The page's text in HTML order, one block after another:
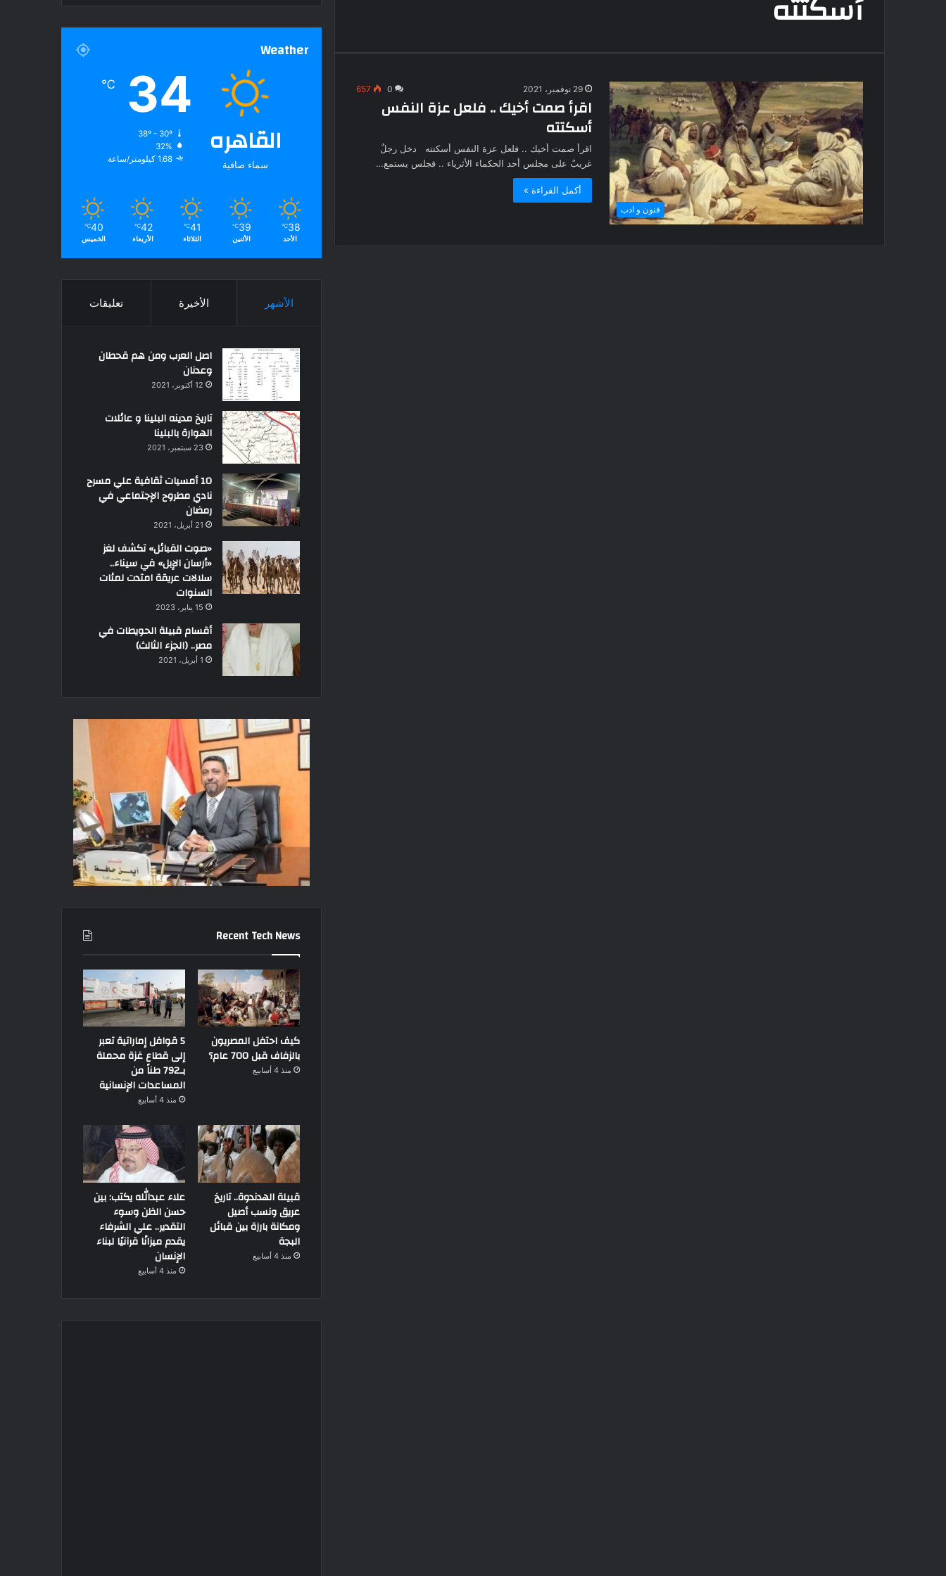
أسكتته
فنون و ادب
29 نوفمبر، 2021 0
657
اقرأ صمت أخيك .. فلعل عزة النفس
أسكتته
اقرأ صمت أخيك .. فلعل عزة النفس أسكتته دخل رجلٌ
غريبٌ على مجلس أحد الحكماء الأثرياء .. فجلس يستمع…
أكمل القراءة »
Weather
القاهره
سماء صافية
34
℃
38º - 30º
32%
1.68 كيلومتر/ساعة
38
℃
الأحد
39
℃
الأثنين
41
℃
الثلاثاء
42
℃
الأربعاء
40
℃
الخميس
الأشهر الأخيرة تعليقات
اصل العرب ومن هم قحطان
وعدنان
12 أكتوبر، 2021
تاريخ مدينه البلينا و عائلات
الهوارة بالبلينا
23 سبتمبر، 2021
10 أمسيات ثقافية علي مسرح
نادي مطروح الإجتماعي في
رمضان
21 أبريل، 2021
«صوت القبائل» تكشف لغز
«أرسان الإبل» في سيناء..
سلالات عريقة امتدت لمئات
السنوات
15 يناير، 2023
أقسام قبيلة الحويطات في
مصر.. (الجزء الثالث)
1 أبريل، 2021
Recent Tech News
كيف احتفل المصريون
بالزفاف قبل 700 عام؟
منذ 4 أسابيع
5 قوافل إماراتية تعبر
إلى قطاع غزة محملة
بـ792 طناً من
المساعدات الإنسانية
منذ 4 أسابيع
قبيلة الهدندوة.. تاريخ
عريق ونسب أصيل
ومكانة بارزة بين قبائل
البجة
منذ 4 أسابيع
علاء عبدالله يكتب: بين
حسن الظن وسوء
التقدير.. علي الشرفاء
يقدم ميزانًا قرآنيًا لبناء
الإنسان
منذ 4 أسابيع